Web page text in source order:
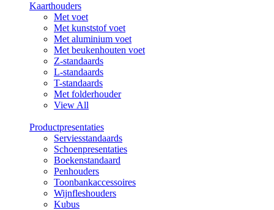
Kaarthouders
Met voet
Met kunststof voet
Met aluminium voet
Met beukenhouten voet
Z-standaards
L-standaards
T-standaards
Met folderhouder
View All
Productpresentaties
Serviesstandaards
Schoenpresentaties
Boekenstandaard
Penhouders
Toonbankaccessoires
Wijnfleshouders
Kubus